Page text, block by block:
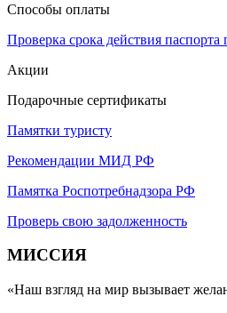
Способы оплаты
Проверка срока действия паспорта
Акции
Подарочные сертификаты
Памятки туристу
Рекомендации МИД РФ
Памятка Роспотребнадзора РФ
Проверь свою задолженность
МИССИЯ
«Наш взгляд на мир вызывает